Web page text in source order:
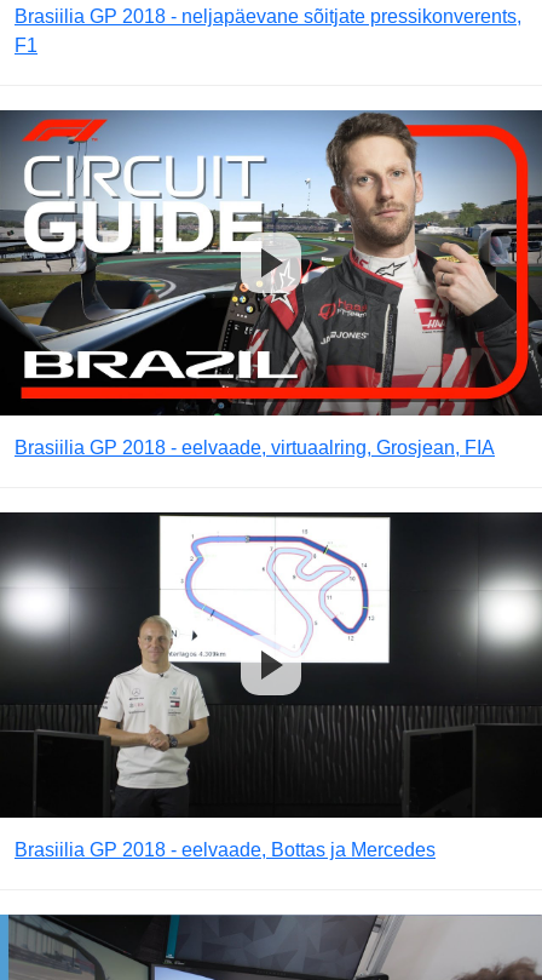
Brasiilia GP 2018 - neljapäevane sõitjate pressikonverents,
F1
Brasiilia GP 2018 - eelvaade, virtuaalring, Grosjean, FIA
Brasiilia GP 2018 - eelvaade, Bottas ja Mercedes